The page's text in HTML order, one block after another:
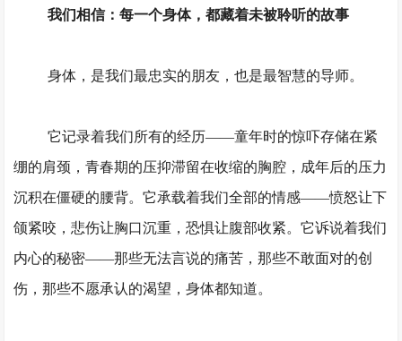
我们相信：每一个身体，都藏着未被聆听的故事
身体，是我们最忠实的朋友，也是最智慧的导师。
它记录着我们所有的经历——童年时的惊吓存储在紧
绷的肩颈，青春期的压抑滞留在收缩的胸腔，成年后的压力
沉积在僵硬的腰背。它承载着我们全部的情感——愤怒让下
颌紧咬，悲伤让胸口沉重，恐惧让腹部收紧。它诉说着我们
内心的秘密——那些无法言说的痛苦，那些不敢面对的创
伤，那些不愿承认的渴望，身体都知道。